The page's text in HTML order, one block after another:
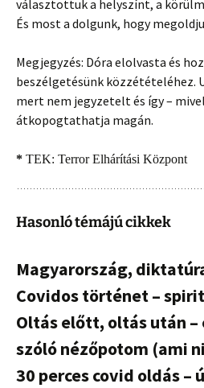
választottuk a helyszínt, a
És most a dolgunk, hogy
Megjegyzés: Dóra elolvasta és
beszélgetésünk közzétételéhez.
mert nem jegyzetelt és így –
átkopogtathatja magán.
* TEK: Terror Elhárítási Központ
Hasonló témájú cikkek
Magyarország,
Covidos történet –
Oltás előtt, oltás után –
szóló nézőpotom (ami
30 perces covid oldás –